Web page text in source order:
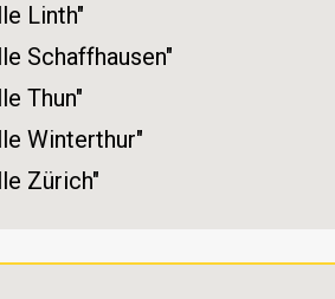
Linth"
Schaffhausen"
Thun"
Winterthur"
Zürich"